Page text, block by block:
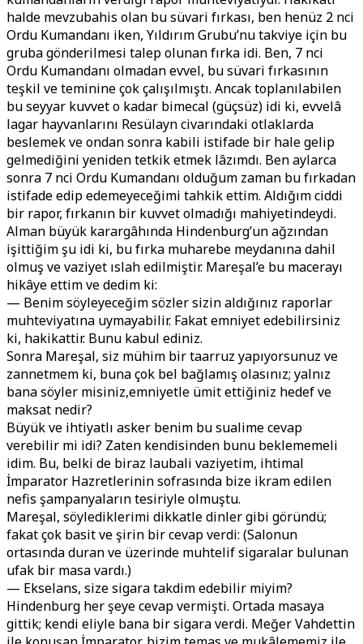
halde mevzubahis olan bu süvari fırkası, ben henüz 2 nci
Ordu Kumandanı iken, Yıldırım Grubu’nu takviye için bu
gruba gönderilmesi talep olunan fırka idi. Ben, 7 nci
Ordu Kumandanı olmadan evvel, bu süvari fırkasının
teşkil ve teminine çok çalışılmıştı. Ancak toplanılabilen
bu seyyar kuvvet o kadar bimecal (güçsüz) idi ki, evvelâ
lagar hayvanlarını Resülayn civarındaki otlaklarda
beslemek ve ondan sonra kabili istifade bir hale gelip
gelmediğini yeniden tetkik etmek lâzımdı. Ben aylarca
sonra 7 nci Ordu Kumandanı olduğum zaman bu fırkadan
istifade edip edemeyeceğimi tahkik ettim. Aldığım ciddi
bir rapor, fırkanın bir kuvvet olmadığı mahiyetindeydi.
Alman büyük karargâhında Hindenburg’un ağzından
işittiğim şu idi ki, bu fırka muharebe meydanına dahil
olmuş ve vaziyet ıslah edilmiştir. Mareşal’e bu macerayı
hikâye ettim ve dedim ki:
— Benim söyleyeceğim sözler sizin aldığınız raporlar
muhteviyatına uymayabilir. Fakat emniyet edebilirsiniz
ki, hakikattir. Bunu kabul ediniz.
Sonra Mareşal, siz mühim bir taarruz yapıyorsunuz ve
zannetmem ki, buna çok bel bağlamış olasınız; yalnız
bana söyler misiniz,emniyetle ümit ettiğiniz hedef ve
maksat nedir?
Büyük ve ihtiyatlı asker benim bu sualime cevap
verebilir mi idi? Zaten kendisinden bunu beklememeli
idim. Bu, belki de biraz laubali vaziyetim, ihtimal
İmparator Hazretlerinin sofrasında bize ikram edilen
nefis şampanyaların tesiriyle olmuştu.
Mareşal, söylediklerimi dikkatle dinler gibi göründü;
fakat çok basit ve şirin bir cevap verdi: (Salonun
ortasında duran ve üzerinde muhtelif sigaralar bulunan
ufak bir masa vardı.)
— Ekselans, size sigara takdim edebilir miyim?
Hindenburg her şeye cevap vermişti. Ortada masaya
gittik; kendi eliyle bana bir sigara verdi. Meğer Vahdettin